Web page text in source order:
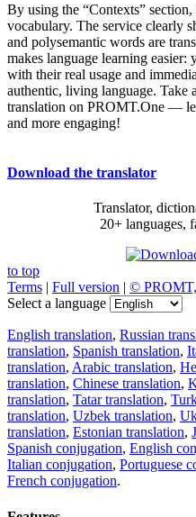
By using the “Contexts”
vocabulary. The service clearly
and polysemantic words are
makes language learning
with their real usage and
authentic, living language. Take
translation on PROMT.One —
and more engaging!
Download the translator
Translator,
20+ languages,
to top
Terms | Full version | ©
Select a language
English translation, Russian
translation, Spanish translation,
translation, Arabic translation,
translation, Chinese translation,
translation, Tatar translation,
translation, Uzbek translation,
translation, Estonian translation,
Spanish conjugation, English
Italian conjugation, Portuguese
French conjugation.